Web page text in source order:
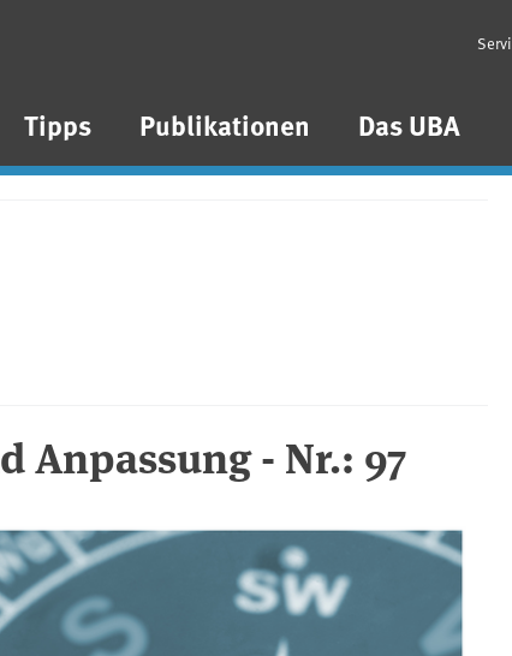
Tipps Publikationen Das UBA
- Nr.: 97